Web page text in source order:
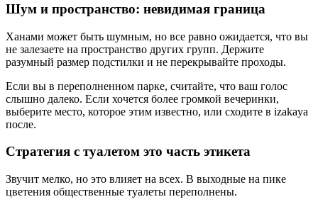
Шум и пространство: невидимая граница
Ханами может быть шумным, но все равно ожидается, что вы
не залезаете на пространство других групп. Держите
разумный размер подстилки и не перекрывайте проходы.
Если вы в переполненном парке, считайте, что ваш голос
слышно далеко. Если хочется более громкой вечеринки,
выберите место, которое этим известно, или сходите в izakaya
после.
Стратегия с туалетом это часть этикета
Звучит мелко, но это влияет на всех. В выходные на пике
цветения общественные туалеты переполнены.